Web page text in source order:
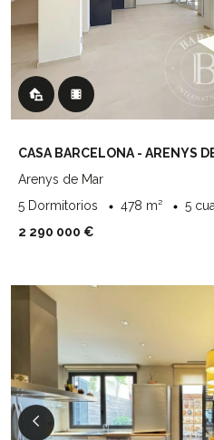
CASA BARCELONA - ARENYS
Arenys de Mar
5 Dormitorios
478 m²
5
2 290 000 €